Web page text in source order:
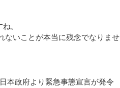
。
ないことが本当に残念でなりませ
本政府より緊急事態宣言が発令